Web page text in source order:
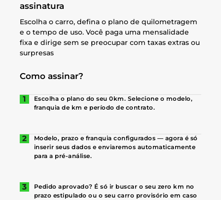
assinatura
Escolha o carro, defina o plano de quilometragem
e o tempo de uso. Você paga uma mensalidade
fixa e dirige sem se preocupar com taxas extras ou
surpresas
Como assinar?
Escolha o plano do seu 0km. Selecione o modelo,
franquia de km e período de contrato.
Modelo, prazo e franquia configurados — agora é só
inserir seus dados e enviaremos automaticamente
para a pré-análise.
Pedido aprovado? É só ir buscar o seu zero km no
prazo estipulado ou o seu carro provisório em caso